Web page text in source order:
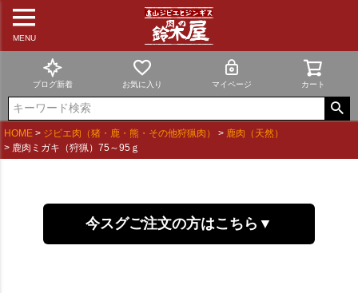
MENU
ブログ新着 お気に入り マイページ カート
HOME ジビエ肉（猪・鹿・熊・その他狩猟肉）
鹿肉（天然）
鹿肉ミガキ（狩猟）75～95ｇ
今スグご注文の方はこちら▼